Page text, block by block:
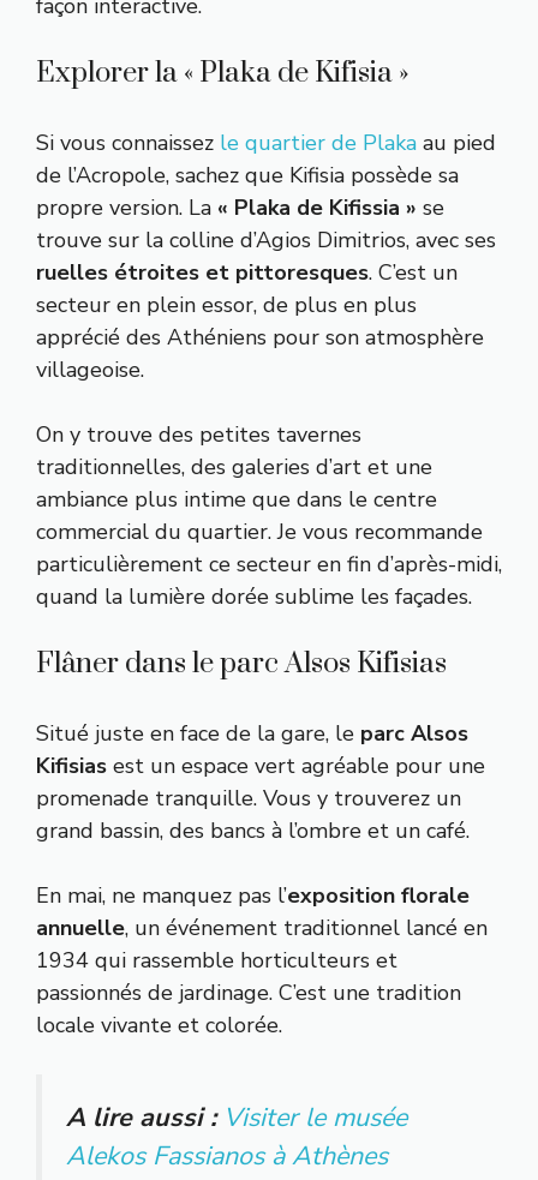
façon interactive.
Explorer la « Plaka de Kifisia »
Si vous connaissez le quartier de Plaka au pied
de l’Acropole, sachez que Kifisia possède sa
propre version. La « Plaka de Kifissia » se
trouve sur la colline d’Agios Dimitrios, avec ses
ruelles étroites et pittoresques. C’est un
secteur en plein essor, de plus en plus
apprécié des Athéniens pour son atmosphère
villageoise.
On y trouve des petites tavernes
traditionnelles, des galeries d’art et une
ambiance plus intime que dans le centre
commercial du quartier. Je vous recommande
particulièrement ce secteur en fin d’après-midi,
quand la lumière dorée sublime les façades.
Flâner dans le parc Alsos Kifisias
Situé juste en face de la gare, le parc Alsos
Kifisias est un espace vert agréable pour une
promenade tranquille. Vous y trouverez un
grand bassin, des bancs à l’ombre et un café.
En mai, ne manquez pas l’exposition florale
annuelle, un événement traditionnel lancé en
1934 qui rassemble horticulteurs et
passionnés de jardinage. C’est une tradition
locale vivante et colorée.
A lire aussi : Visiter le musée
Alekos Fassianos à Athènes